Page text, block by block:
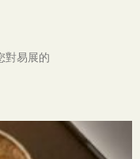
對易展的